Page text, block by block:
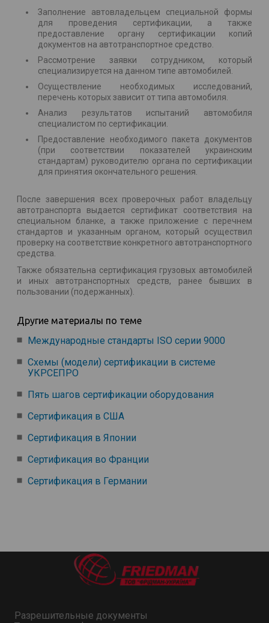
Заполнение автовладельцем специальной формы
для проведения сертификации, а также
предоставление органу сертификации копий
документов на автотранспортное средство.
Рассмотрение заявки сотрудником, который
специализируется на данном типе автомобилей.
Осуществление необходимых исследований,
перечень которых зависит от типа автомобиля.
Анализ результатов испытаний автомобиля
специалистом по сертификации.
Предоставление необходимого пакета документов
(при соответствии показателей украинским
стандартам) руководителю органа по сертификации
для принятия окончательного решения.
После завершения всех проверочных работ владельцу
автотранспорта выдается сертификат соответствия на
специальном бланке, а также приложение с перечнем
стандартов и указанным органом, который осуществил
проверку на соответствие конкретного автотранспортного
средства.
Также обязательна сертификация грузовых автомобилей
и иных автотранспортных средств, ранее бывших в
пользовании (подержанных).
Другие материалы по теме
Международные стандарты ISO серии 9000
Схемы (модели) сертификации в системе
УКРСЕПРО
Пять шагов сертификации оборудования
Сертификация в США
Сертификация в Японии
Сертификация во Франции
Сертификация в Германии
Разрешительные документы